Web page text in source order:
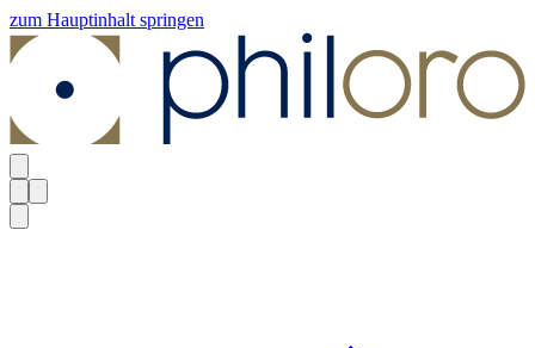
zum Hauptinhalt springen